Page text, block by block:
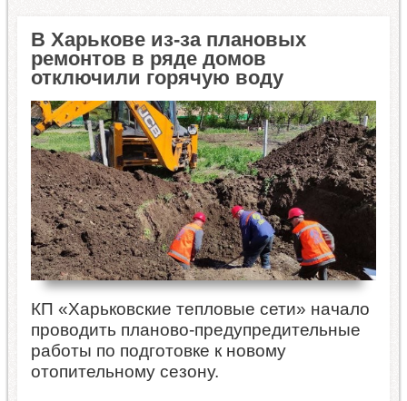
В Харькове из-за плановых
ремонтов в ряде домов
отключили горячую воду
КП «Харьковские тепловые сети» начало
проводить планово-предупредительные
работы по подготовке к новому
отопительному сезону.